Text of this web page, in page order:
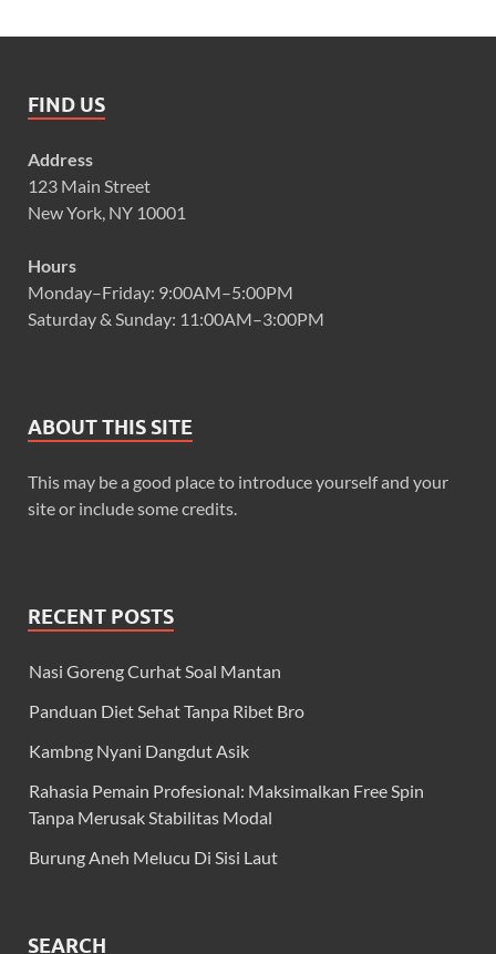
FIND US
Address
123 Main Street
New York, NY 10001
Hours
Monday–Friday: 9:00AM–5:00PM
Saturday & Sunday: 11:00AM–3:00PM
ABOUT THIS SITE
This may be a good place to introduce yourself and your
site or include some credits.
RECENT POSTS
Nasi Goreng Curhat Soal Mantan
Panduan Diet Sehat Tanpa Ribet Bro
Kambng Nyani Dangdut Asik
Rahasia Pemain Profesional: Maksimalkan Free Spin
Tanpa Merusak Stabilitas Modal
Burung Aneh Melucu Di Sisi Laut
SEARCH